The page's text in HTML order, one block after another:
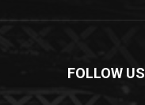
FOLLOW US